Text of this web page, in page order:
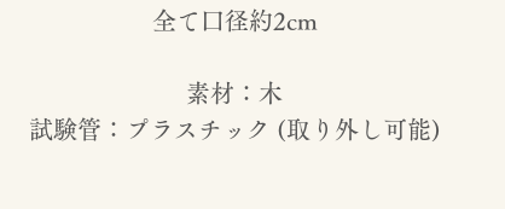
全て口径約2cm
素材：木
試験管：プラスチック (取り外し可能)